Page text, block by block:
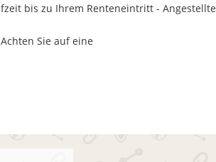
bis zu Ihrem Renteneintritt - Angestellte
Sie auf eine